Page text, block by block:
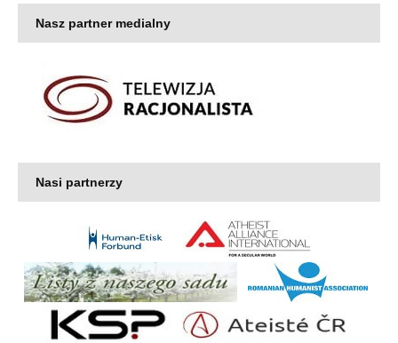
Nasz partner medialny
Nasi partnerzy